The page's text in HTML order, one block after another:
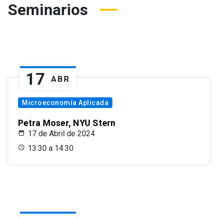
Seminarios
17 ABR
Microeconomía Aplicada
Petra Moser, NYU Stern
17 de Abril de 2024
13:30 a 14:30